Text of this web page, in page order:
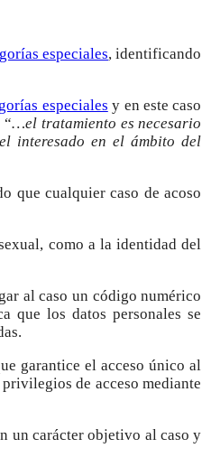
especiales, identificando
especiales y en este caso
“…el tratamiento es necesario
interesado en el ámbito del
que cualquier caso de acoso
como a la identidad del
al caso un código numérico
que los datos personales se
garantice el acceso único al
de acceso mediante
un carácter objetivo al caso y